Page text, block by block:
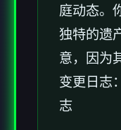
庭动态。
独特的遗
意，因为
变更日志
志